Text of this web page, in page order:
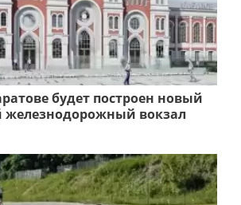
будет построен новый
вокзал